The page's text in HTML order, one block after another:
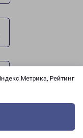
Рейтинг